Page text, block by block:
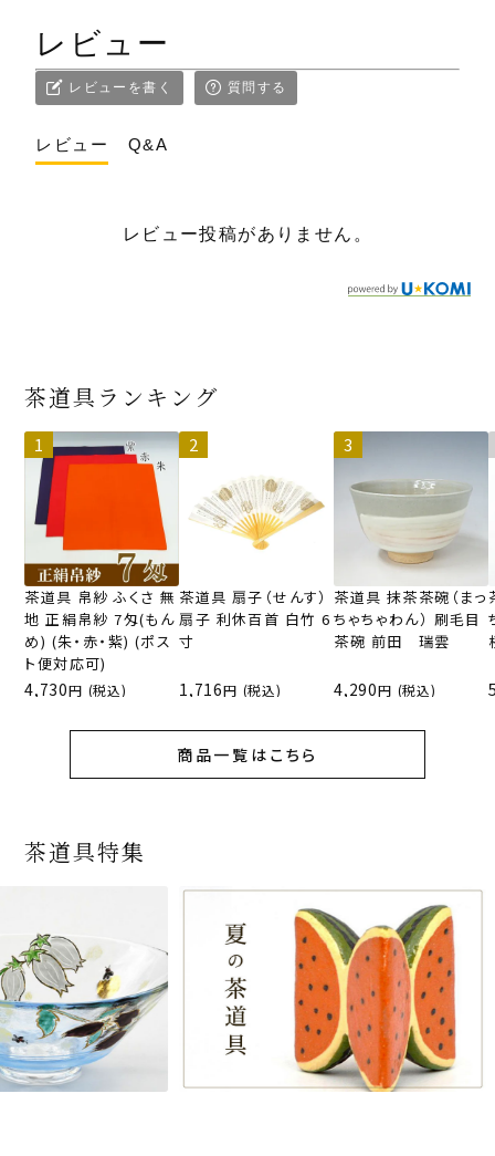
レビュー
レビューを書く 質問する
レビュー Q&A
レビュー投稿がありません。
茶道具ランキング
茶道具 帛紗 ふくさ 無
地 正絹帛紗 7匁(もん
め) (朱・赤・紫) (ポス
ト便対応可)
4,730 (税込)
茶道具 扇子（せんす）
扇子 利休百首 白竹 6
寸
1,716 (税込)
茶道具 抹茶茶碗（まっ
ちゃちゃわん） 刷毛目
茶碗 前田 瑞雲
4,290 (税込)
商品一覧はこちら
茶道具特集